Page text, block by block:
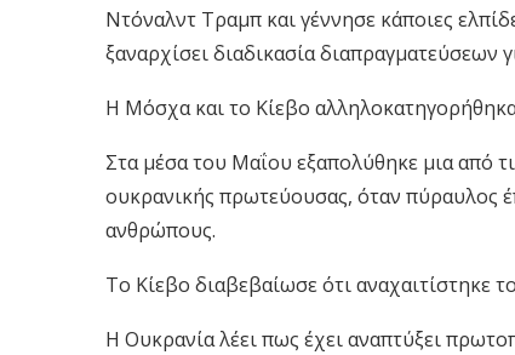
Ντόναλντ Τραμπ και γέννησε κάποιες
ξαναρχίσει διαδικασία διαπραγματεύσεων
Η Μόσχα και το Κίεβο
Στα μέσα του Μαΐου εξαπολύθηκε μια από
ουκρανικής πρωτεύουσας, όταν πύραυλος
ανθρώπους.
Το Κίεβο διαβεβαίωσε ότι
Η Ουκρανία λέει πως έχει αναπτύξει